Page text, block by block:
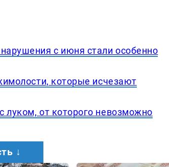
с июня стали особенно
которые исчезают
луком, от которого невозможно
↓